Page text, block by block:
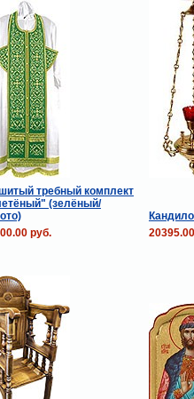
требный комплект
(зелёный/
руб.